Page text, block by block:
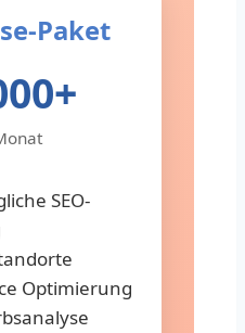
Paket
SEO-
Optimierung